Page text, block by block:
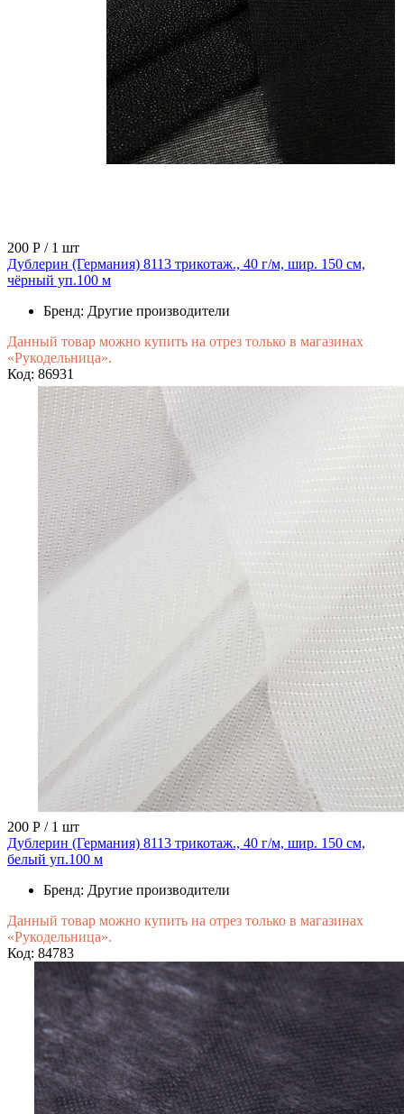
200 Р / 1 шт
Дублерин (Германия) 8113 трикотаж., 40 г/м, шир. 150 см,
чёрный уп.100 м
Бренд: Другие производители
Данный товар можно купить на отрез только в магазинах
«Рукодельница».
Код: 86931
200 Р / 1 шт
Дублерин (Германия) 8113 трикотаж., 40 г/м, шир. 150 см,
белый уп.100 м
Бренд: Другие производители
Данный товар можно купить на отрез только в магазинах
«Рукодельница».
Код: 84783